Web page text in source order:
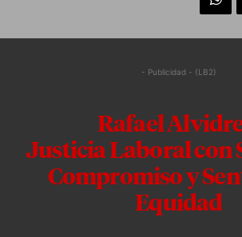
- Publicidad - (LB2)
Rafael
Justicia Laboral con
Compromiso y
Equidad